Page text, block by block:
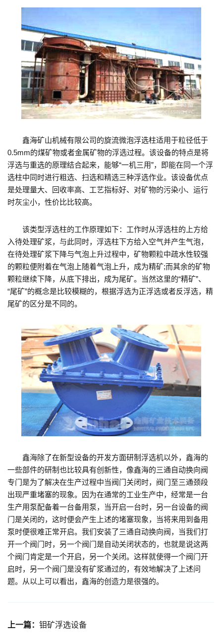
鑫海矿山机械有限公司的旋流微泡浮选柱适用于粒径低于
0.5mm的煤矿物或者金属矿物的浮选过程。该设备的特点是将
浮选与重选的原理结合起来，能够“一机三用”，即能在同一个浮
选柱中同时进行粗选、扫选和精选三种浮选作业。该设备优点
是处理量大、回收率高、工艺指标好、对矿物的污染小、运行
时灰尘小，性价比比较高。
该类型浮选柱的工作原理如下：工作时从浮选柱的上方给
入待处理矿浆，与此同时，浮选柱下方给入空气并产生气泡，
在待处理矿浆下降与气泡上升过程中，矿物颗粒中疏水性较强
的颗粒便附着在气泡上随着气泡上升，成为精矿;而其余的矿物
颗粒继续下降，从底下排出，成为尾矿。当然这里的“精矿”、
“尾矿”的概念是比较模糊的，根据浮选为正浮选或者反浮选，精
尾矿的区分是不同的。
鑫海除了在新型设备的开发方面研制浮选机以外，鑫海的
一些部件的研制也比较具有创新性，像鑫海的三通自动换向阀
专门是为了解决在生产过程中当阀门关闭时，阀门至三通颈段
出现严重堵塞的现象。因为在通常的工业生产中，经常是一台
生产用泵配备着一台备用泵，当开启一台时，另一台设备的阀
门是关闭的，这时便会产生上述的堵塞现象，当将来用到备用
泵时便很难正常开启。我们安装了三通自动换向阀，当我们打
开一个阀门时，另一个阀门是自动关闭状态的，也就是说这两
个阀门肯定是一个开启，另一个关闭。这样就使得一个阀门开
启时，另一个阀门是没有矿浆通过的，有效地解决了上述问
题。从以上可以看出，鑫海的创造力是很强的。
上一篇： 钼矿浮选设备